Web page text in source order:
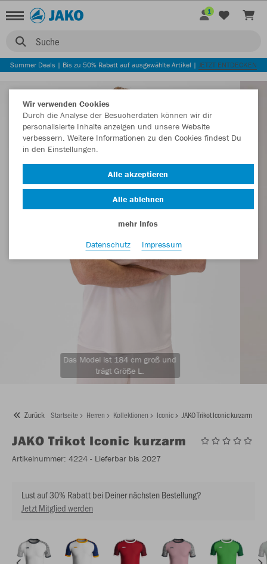
Suche
1
Summer Deals | Bis zu 50% Rabatt auf ausgewählte Artikel | JETZT ENTDECKEN
Das Model ist 184 cm groß und
trägt Größe L.
Zurück Startseite Herren Kollektionen Iconic JAKO Trikot Iconic kurzarm
JAKO Trikot Iconic kurzarm
Artikelnummer: 4224 - Lieferbar bis 2027
Lust auf 30% Rabatt bei Deiner nächsten Bestellung?
Jetzt Mitglied werden
Wir verwenden Cookies
Durch die Analyse der Besucherdaten können wir dir
personalisierte Inhalte anzeigen und unsere Website
verbessern. Weitere Informationen zu den Cookies findest Du
in den Einstellungen.
Alle akzeptieren
Alle ablehnen
mehr Infos
Datenschutz
Impressum